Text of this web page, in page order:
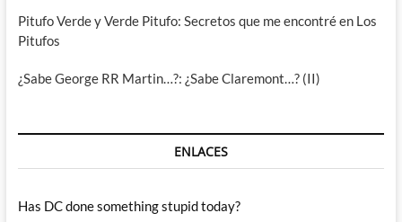
Pitufo Verde y Verde Pitufo: Secretos que me encontré en Los
Pitufos
¿Sabe George RR Martin…?: ¿Sabe Claremont…? (II)
ENLACES
Has DC done something stupid today?